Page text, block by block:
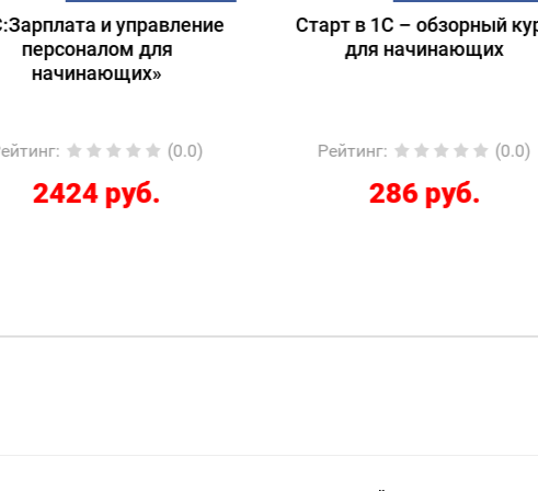
Старт в 1С – обзорный курс
для начинающих
Рейтинг: (0.0)
286 руб.
Подготовка к
1С:Специалист-
Рейтинг:
12267 руб.